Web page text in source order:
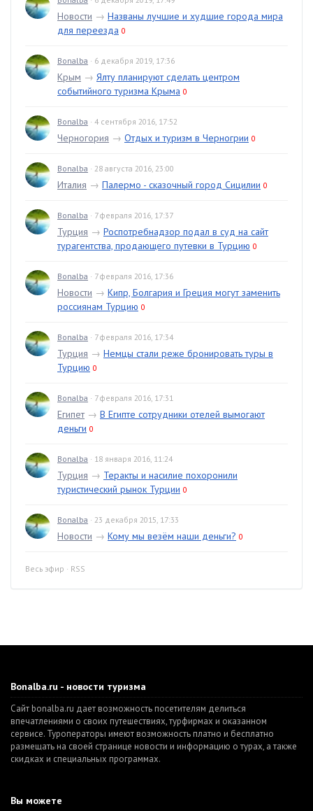
Новости → Названы лучшие и худшие города мира
для переезда 0
Bonalba · 6 декабря 2019, 17:36
Крым → Ялту планируют сделать центром
событийного туризма Крыма 0
Bonalba · 4 сентября 2016, 17:52
Черногория → Отдых и туризм в Черногрии 0
Bonalba · 28 августа 2016, 23:00
Италия → Палермо - сказочный город Сицилии 0
Bonalba · 7 февраля 2016, 17:37
Турция → Роспотребнадзор подал в суд на сайт
турагентства, продающего путевки в Турцию 0
Bonalba · 7 февраля 2016, 17:36
Новости → Кипр, Болгария и Греция могут заменить
россиянам Турцию 0
Bonalba · 7 февраля 2016, 17:34
Турция → Немцы стали реже бронировать туры в
Турцию 0
Bonalba · 7 февраля 2016, 17:31
Египет→ В Египте сотрудники отелей вымогают
деньги 0
Bonalba · 18 января 2016, 11:24
Турция → Теракты и насилие похоронили
туристический рынок Турции 0
Bonalba · 23 декабря 2015, 17:33
Новости → Кому мы везём наши деньги? 0
Весь эфир · RSS
Bonalba.ru - новости туризма
Сайт bonalba.ru дает возможность посетителям делиться
впечатлениями о своих путешествиях, турфирмах и оказанном
сервисе. Туроператоры имеют возможность платно и бесплатно
размещать на своей странице новости и информацию о турах, а также
скидках и специальных программах.
Вы можете